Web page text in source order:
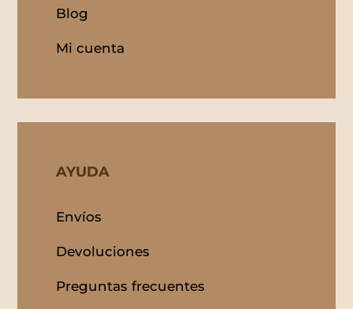
Blog
Mi cuenta
AYUDA
Envíos
Devoluciones
Preguntas frecuentes